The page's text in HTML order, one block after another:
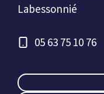
Labessonnié
05 63 75 10 76